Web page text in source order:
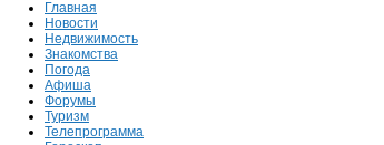
Главная
Новости
Недвижимость
Знакомства
Погода
Афиша
Форумы
Туризм
Телепрограмма